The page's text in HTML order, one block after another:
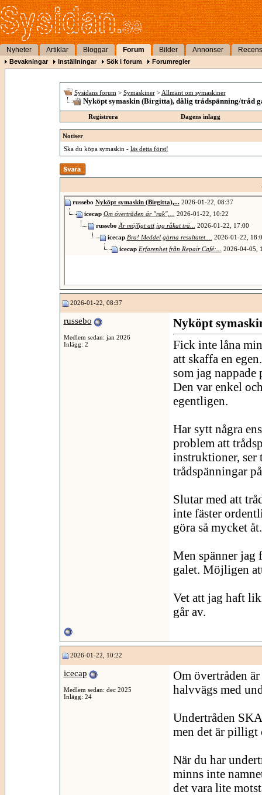
Nyheter Artiklar Bloggar Forum Bilder Annonser
Bevakningar Inställningar Sök i forum Forumregler
Sysidans forum > Symaskiner > Allmänt om symaskiner
Nyköpt symaskin (Birgitta), dålig trådspänning/tråd
Registrera Dagens inlägg
Notiser
Ska du köpa symaskin - läs detta först!
russebo Nyköpt symaskin (Birgitta),...2026-01-22, 08:37
icecap Om övertråden är "rak",... 2026-01-22,
10:22
russebo Är möjligt att jag råkat trä... 2026-01-22,
17:00
icecap Bra! Meddel gärna resultatet.... 2026-01-22,
icecap Erfarenhet från Repair Café:... 2026-04-05,
2026-01-22, 08:37
russebo
Medlem sedan: jan 2026
Inlägg: 2
Nyköpt
Fick inte låna
att skaffa en
som jag nappade
Den var enkel
egentligen.
Har sytt några
problem att
instruktioner,
trådspänningar
Slutar med att
inte fäster
göra så mycket åt.
Men spänner jag
galet. Möjligen
Vet att jag haft
går av.
2026-01-22, 10:22
icecap
Medlem sedan: dec 2025
Inlägg: 24
Om övertråden
halvvägs med
Undertråden
men det är pilligt
När du har
minns inte
det vara lite